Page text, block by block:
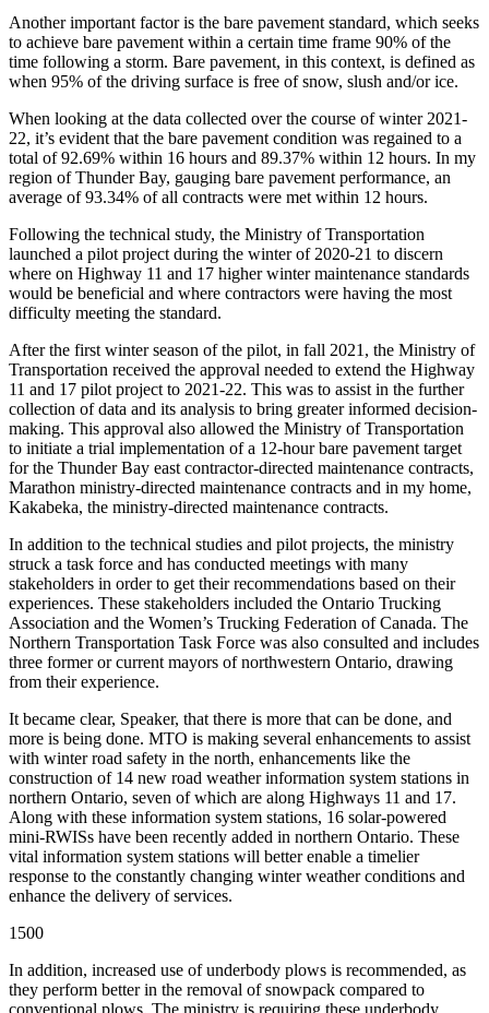
Another important factor is the bare pavement standard, which seeks
to achieve bare pavement within a certain time frame 90% of the
time following a storm. Bare pavement, in this context, is defined as
when 95% of the driving surface is free of snow, slush and/or ice.
When looking at the data collected over the course of winter 2021-
22, it’s evident that the bare pavement condition was regained to a
total of 92.69% within 16 hours and 89.37% within 12 hours. In my
region of Thunder Bay, gauging bare pavement performance, an
average of 93.34% of all contracts were met within 12 hours.
Following the technical study, the Ministry of Transportation
launched a pilot project during the winter of 2020-21 to discern
where on Highway 11 and 17 higher winter maintenance standards
would be beneficial and where contractors were having the most
difficulty meeting the standard.
After the first winter season of the pilot, in fall 2021, the Ministry of
Transportation received the approval needed to extend the Highway
11 and 17 pilot project to 2021-22. This was to assist in the further
collection of data and its analysis to bring greater informed decision-
making. This approval also allowed the Ministry of Transportation
to initiate a trial implementation of a 12-hour bare pavement target
for the Thunder Bay east contractor-directed maintenance contracts,
Marathon ministry-directed maintenance contracts and in my home,
Kakabeka, the ministry-directed maintenance contracts.
In addition to the technical studies and pilot projects, the ministry
struck a task force and has conducted meetings with many
stakeholders in order to get their recommendations based on their
experiences. These stakeholders included the Ontario Trucking
Association and the Women’s Trucking Federation of Canada. The
Northern Transportation Task Force was also consulted and includes
three former or current mayors of northwestern Ontario, drawing
from their experience.
It became clear, Speaker, that there is more that can be done, and
more is being done. MTO is making several enhancements to assist
with winter road safety in the north, enhancements like the
construction of 14 new road weather information system stations in
northern Ontario, seven of which are along Highways 11 and 17.
Along with these information system stations, 16 solar-powered
mini-RWISs have been recently added in northern Ontario. These
vital information system stations will better enable a timelier
response to the constantly changing winter weather conditions and
enhance the delivery of services.
1500
In addition, increased use of underbody plows is recommended, as
they perform better in the removal of snowpack compared to